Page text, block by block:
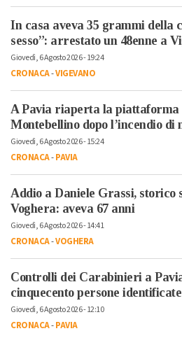
In casa aveva 35 grammi della
sesso”: arrestato un 48enne a
Giovedì, 6 Agosto 2026 - 19:24
CRONACA-VIGEVANO
A Pavia riaperta la piattaforma
Montebellino dopo l’incendio di
Giovedì, 6 Agosto 2026 - 15:24
CRONACA-PAVIA
Addio a Daniele Grassi, storico
Voghera: aveva 67 anni
Giovedì, 6 Agosto 2026 - 14:41
CRONACA-VOGHERA
Controlli dei Carabinieri a
cinquecento persone identificate
Giovedì, 6 Agosto 2026 - 12:10
CRONACA-PAVIA